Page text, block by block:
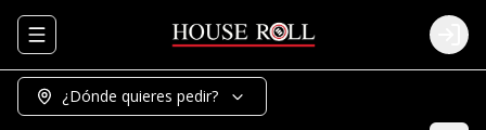
Abrir menu de navegación Login
¿Dónde quieres pedir?